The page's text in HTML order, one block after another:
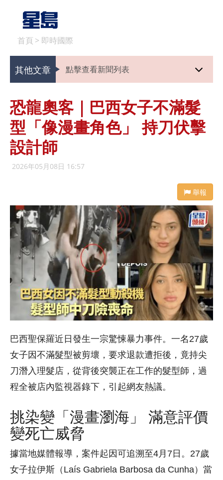
首頁 > 即時國際
其他文章 點擊查看新聞列表
恐龍奧客｜巴西女子不滿髮
型「像漫畫角色」 持刀伏擊
設計師
2026年05月08日 16:57
舉報
巴西聖保羅近日發生一宗驚悚暴力事件。一名27歲
女子因不滿髮型被剪壞，要求退款遭拒後，竟持尖
刀潛入理髮店，從背後突襲正在工作的髮型師，過
程全被店內監視器錄下，引起網友熱議。
挑染變「漫畫瀏海」 滿意評價
變死亡威脅
據當地媒體報導，案件起因可追溯至4月7日。27歲
女子拉伊斯（Laís Gabriela Barbosa da Cunha）當